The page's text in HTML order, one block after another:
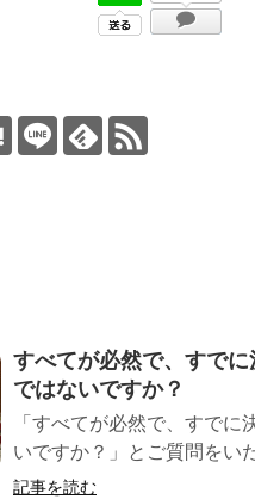
すべてが必然で、すで
ではないですか？
「すべてが必然で、すで
いですか？」とご質問をい
記事を読む